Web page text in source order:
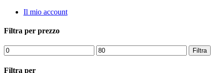
Il mio account
Filtra per prezzo
Prezzo
Min
Prezzo
Max
Filtra
Filtra per